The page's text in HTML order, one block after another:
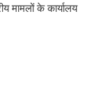
मामलों के कार्यालय